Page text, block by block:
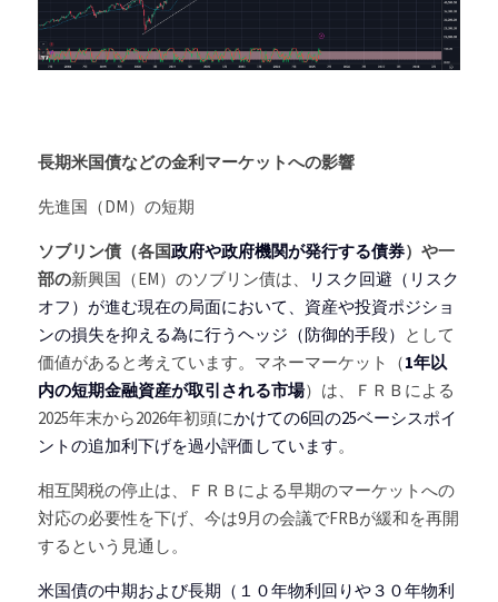
長期米国債などの金利マーケットへの影響
先進国（DM）の短期
ソブリン債（各国政府や政府機関が発行する債券）や一
部の新興国（EM）のソブリン債は、
リスク回避（リスク
オフ）が進む現在の局面において、資産や投資ポジショ
ンの損失を抑える為に行うヘッジ（防御的手段） として
価値があると考えています。マネーマーケット（1年以
内の短期金融資産が取引される市場）は、ＦＲＢによる
2025年末から2026年初頭にかけての6回の25ベーシスポイ
ントの追加利下げを過小評価しています。
相互関税の停止は、ＦＲＢによる早期のマーケットへの
対応の必要性を下げ、今は9月の会議でFRBが緩和を再開
するという見通し。
米国債の中期および長期（１０年物利回りや３０年物利